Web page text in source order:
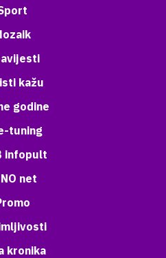
kažu
godine
tuning
infopult
net
kronika